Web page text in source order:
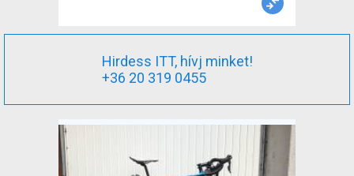
Hirdess ITT, hívj minket!
+36 20 319 0455